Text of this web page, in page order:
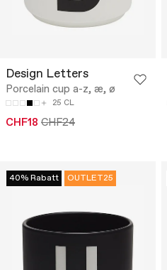
Design Letters
Porcelain cup a-z, æ, ø
25 CL
CHF18 CHF24
40% Rabatt OUTLET25